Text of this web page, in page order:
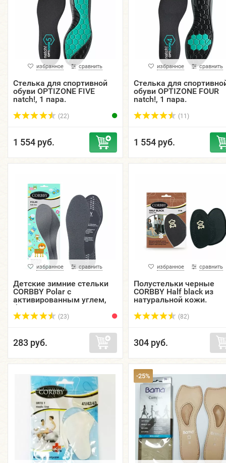
избранное сравнить
Стелька для спортивной
обуви OPTIZONE FIVE
natch!, 1 пара.
(22)
1 554 руб.
избранное сравнить
Стелька для
обуви OPTIZONE FOUR
natch!, 1 пара.
(11)
1 554 руб.
избранное сравнить
Детские зимние стельки
CORBBY Polar с
активированным углем,
безразмерные.
(23)
283 руб.
избранное сравнить
Полустельки черные
CORBBY Half black из
натуральной кожи.
(82)
304 руб.
-25%